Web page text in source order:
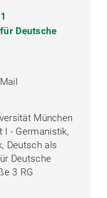
Deutsche
München
I - Germanistik,
Deutsch als
Deutsche
3 RG